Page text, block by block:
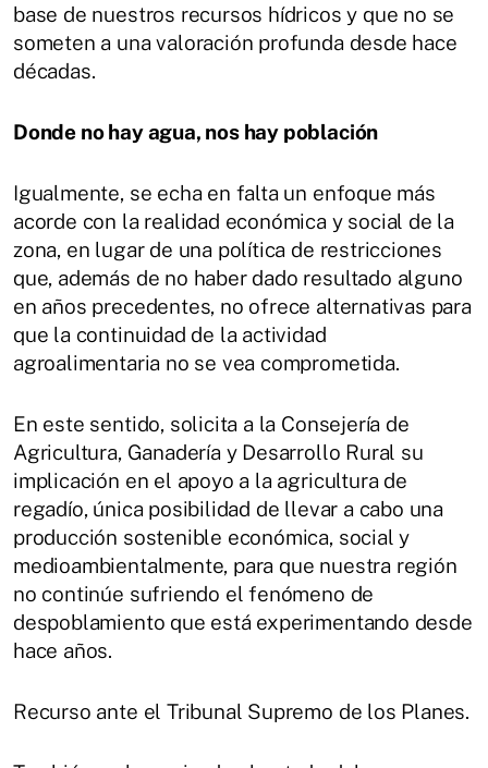
base de nuestros recursos hídricos y que no se
someten a una valoración profunda desde hace
décadas.
Donde no hay agua, nos hay población
Igualmente, se echa en falta un enfoque más
acorde con la realidad económica y social de la
zona, en lugar de una política de restricciones
que, además de no haber dado resultado alguno
en años precedentes, no ofrece alternativas para
que la continuidad de la actividad
agroalimentaria no se vea comprometida.
En este sentido, solicita a la Consejería de
Agricultura, Ganadería y Desarrollo Rural su
implicación en el apoyo a la agricultura de
regadío, única posibilidad de llevar a cabo una
producción sostenible económica, social y
medioambientalmente, para que nuestra región
no continúe sufriendo el fenómeno de
despoblamiento que está experimentando desde
hace años.
Recurso ante el Tribunal Supremo de los Planes.